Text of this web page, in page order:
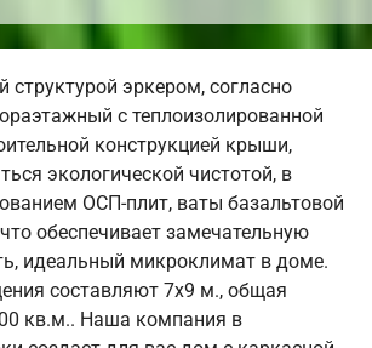
структурой эркером, согласно
с теплоизолированной
конструкцией крыши,
экологической чистотой, в
ОСП-плит, ваты базальтовой
обеспечивает замечательную
идеальный микроклимат в доме.
составляют 7х9 м., общая
кв.м.. Наша компания в